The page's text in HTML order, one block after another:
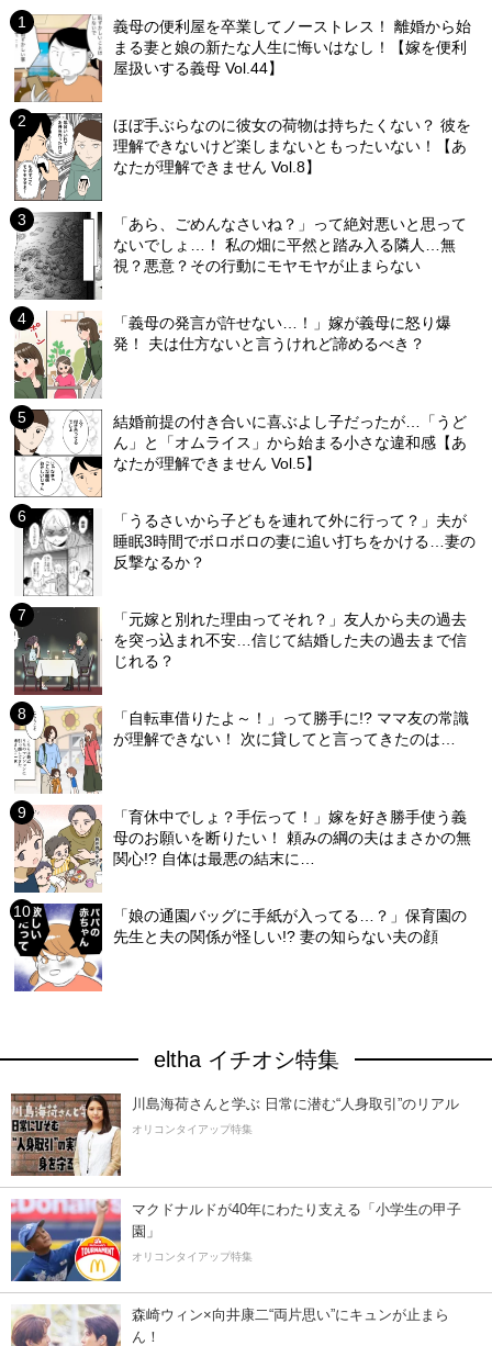
義母の便利屋を卒業してノーストレス！ 離婚から始
まる妻と娘の新たな人生に悔いはなし！【嫁を便利
屋扱いする義母 Vol.44】
ほぼ手ぶらなのに彼女の荷物は持ちたくない？ 彼を
理解できないけど楽しまないともったいない！【あ
なたが理解できません Vol.8】
「あら、ごめんなさいね？」って絶対悪いと思って
ないでしょ…！ 私の畑に平然と踏み入る隣人…無
視？悪意？その行動にモヤモヤが止まらない
「義母の発言が許せない…！」嫁が義母に怒り爆
発！ 夫は仕方ないと言うけれど諦めるべき？
結婚前提の付き合いに喜ぶよし子だったが…「うど
ん」と「オムライス」から始まる小さな違和感【あ
なたが理解できません Vol.5】
「うるさいから子どもを連れて外に行って？」夫が
睡眠3時間でボロボロの妻に追い打ちをかける…妻の
反撃なるか？
「元嫁と別れた理由ってそれ？」友人から夫の過去
を突っ込まれ不安…信じて結婚した夫の過去まで信
じれる？
「自転車借りたよ～！」って勝手に!? ママ友の常識
が理解できない！ 次に貸してと言ってきたのは…
「育休中でしょ？手伝って！」嫁を好き勝手使う義
母のお願いを断りたい！ 頼みの綱の夫はまさかの無
関心!? 自体は最悪の結末に…
「娘の通園バッグに手紙が入ってる…？」保育園の
先生と夫の関係が怪しい!? 妻の知らない夫の顔
eltha イチオシ特集
川島海荷さんと学ぶ 日常に潜む“人身取引”のリアル
オリコンタイアップ特集
マクドナルドが40年にわたり支える「小学生の甲子
園」
オリコンタイアップ特集
森崎ウィン×向井康二“両片思い”にキュンが止まら
ん！